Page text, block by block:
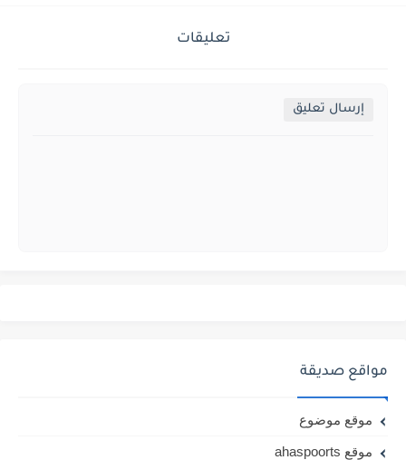
تعليقات
إرسال تعليق
مواقع صديقة
موقع موضوع
موقع ahaspoorts